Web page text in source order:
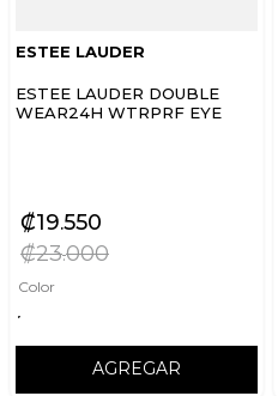
ESTEE LAUDER
ESTEE LAUDER DOUBLE
WEAR24H WTRPRF EYE
₡23000
₡19550
Color
AGREGAR